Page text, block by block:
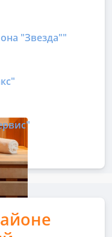
"Звезда""